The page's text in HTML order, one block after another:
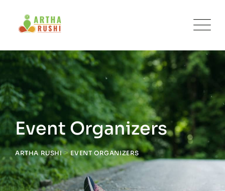
content
Event Organizers
ARTHA RUSHI>EVENT ORGANIZERS